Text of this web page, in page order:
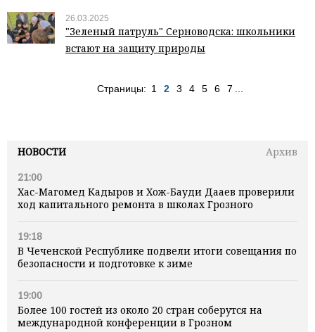
НОВОСТИ
Архив
21:00
Хас-Магомед Кадыров и Хож-Бауди Дааев проверили
ход капитального ремонта в школах Грозного
19:18
В Чеченской Республике подвели итоги совещания по
безопасности и подготовке к зиме
19:00
Более 100 гостей из около 20 стран соберутся на
международной конференции в Грозном
26.03.2025
"Зеленый патруль" Серноводска: школьники
встают на защиту природы
Страницы: 1 2 3 4 5 6 7 ...